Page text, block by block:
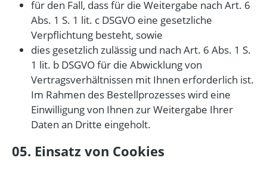
für den Fall, dass für die Weitergabe nach Art. 6
Abs. 1 S. 1 lit. c DSGVO eine gesetzliche
Verpflichtung besteht, sowie
dies gesetzlich zulässig und nach Art. 6 Abs. 1 S.
1 lit. b DSGVO für die Abwicklung von
Vertragsverhältnissen mit Ihnen erforderlich ist.
Im Rahmen des Bestellprozesses wird eine
Einwilligung von Ihnen zur Weitergabe Ihrer
Daten an Dritte eingeholt.
05. Einsatz von Cookies